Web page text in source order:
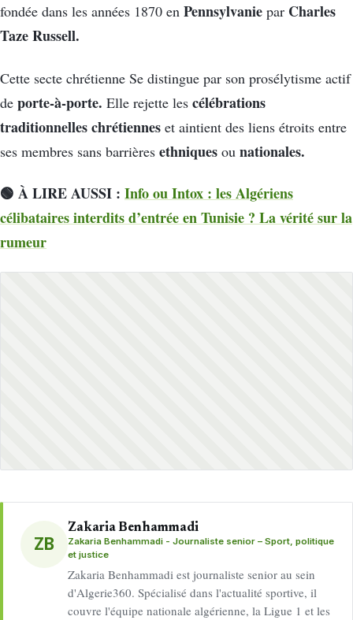
fondée dans les années 1870 en Pennsylvanie par Charles
Taze Russell.
Cette secte chrétienne Se distingue par son prosélytisme actif
de porte-à-porte. Elle rejette les célébrations
traditionnelles chrétiennes et aintient des liens étroits entre
ses membres sans barrières ethniques ou nationales.
🟢 À LIRE AUSSI : Info ou Intox : les Algériens
célibataires interdits d’entrée en Tunisie ? La vérité sur la
rumeur
ZB
Zakaria Benhammadi
Zakaria Benhammadi - Journaliste senior – Sport, politique
et justice
Zakaria Benhammadi est journaliste senior au sein
d'Algerie360. Spécialisé dans l'actualité sportive, il
couvre l'équipe nationale algérienne, la Ligue 1 et les